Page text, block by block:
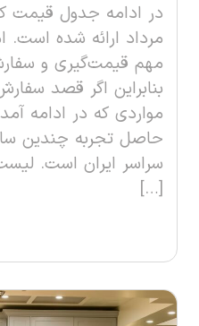
در ادامه جدول قیمت
مرداد ارائه شده است.
مهم قیمت‌گیری و
بنابراین اگر قصد
مواردی که در ادامه
حاصل تجربه چندین
سراسر ایران است.
[…]